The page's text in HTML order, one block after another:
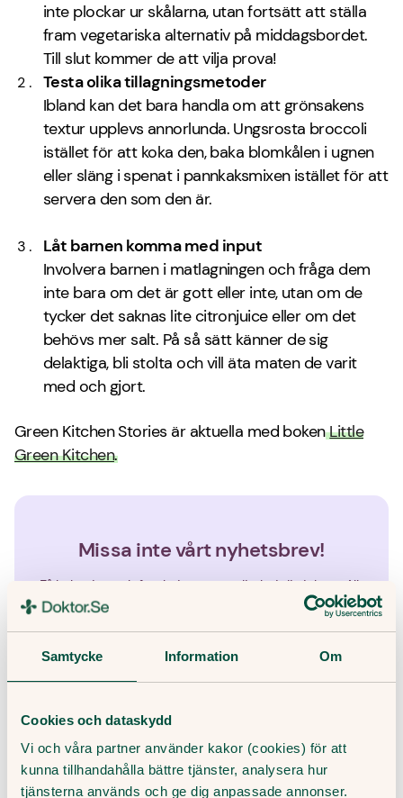
Samtycke Information Om
Cookies och dataskydd
Vi och våra partner använder kakor (cookies) för att
kunna tillhandahålla bättre tjänster, analysera hur
tjänsterna används och ge dig anpassade annonser.
inte plockar ur skålarna, utan fortsätt att ställa
fram vegetariska alternativ på middagsbordet.
Till slut kommer de att vilja prova!
Testa olika tillagningsmetoder
Ibland kan det bara handla om att grönsakens
textur upplevs annorlunda. Ungsrosta broccoli
istället för att koka den, baka blomkålen i ugnen
eller släng i spenat i pannkaksmixen istället för att
servera den som den är.
Låt barnen komma med input
Involvera barnen i matlagningen och fråga dem
inte bara om det är gott eller inte, utan om de
tycker det saknas lite citronjuice eller om det
behövs mer salt. På så sätt känner de sig
delaktiga, bli stolta och vill äta maten de varit
med och gjort.
Green Kitchen Stories är aktuella med bokenLittle
Green Kitchen.
Missa inte vårt nyhetsbrev!
Få hälsotips och forskningsrön – direkt i din inkorg. Allt
innehåll är skrivet av medicinjournalister, och granskat av
Genom att ange din e-post godkänner du våra villkor och
från Doktor.se.